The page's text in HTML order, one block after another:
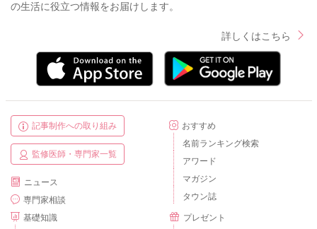
の生活に役立つ情報をお届けします。
詳しくはこちら
記事制作への取り組み
監修医師・専門家一覧
ニュース
専門家相談
基礎知識
おすすめ
名前ランキング検索
アワード
マガジン
タウン誌
プレゼント